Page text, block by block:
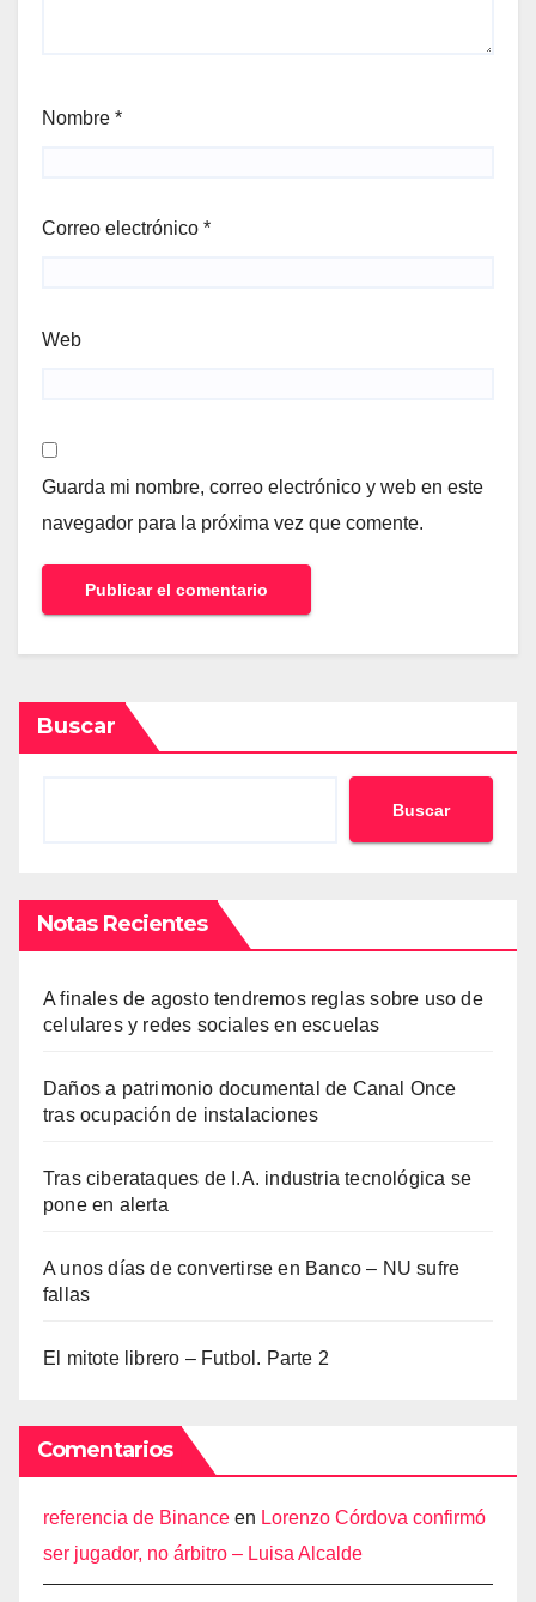
Nombre *
Correo electrónico *
Web
Guarda mi nombre, correo electrónico y web en este
navegador para la próxima vez que comente.
Buscar
Buscar
Notas Recientes
A finales de agosto tendremos reglas sobre uso de
celulares y redes sociales en escuelas
Daños a patrimonio documental de Canal Once
tras ocupación de instalaciones
Tras ciberataques de I.A. industria tecnológica se
pone en alerta
A unos días de convertirse en Banco – NU sufre
fallas
El mitote librero – Futbol. Parte 2
Comentarios
referencia de Binance en Lorenzo Córdova confirmó
ser jugador, no árbitro – Luisa Alcalde